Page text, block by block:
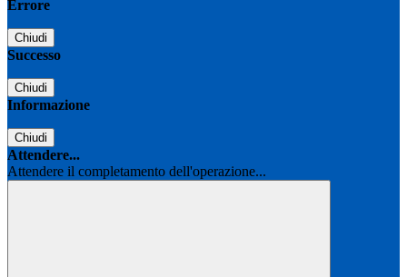
Errore
Chiudi
Successo
Chiudi
Informazione
Chiudi
Attendere...
Attendere il completamento dell'operazione...